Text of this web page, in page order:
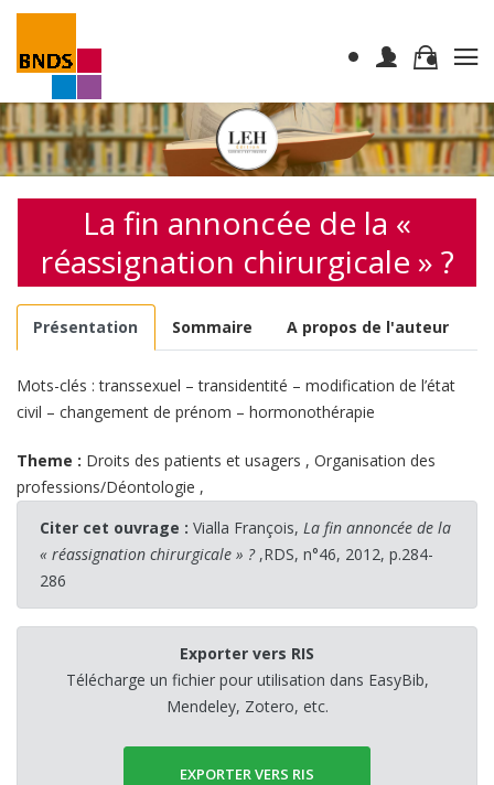
La fin annoncée de la «
réassignation chirurgicale » ?
Présentation Sommaire A propos de l'auteur
Mots-clés : transsexuel – transidentité – modification de l’état
civil – changement de prénom – hormonothérapie
Theme : Droits des patients et usagers , Organisation des
professions/Déontologie ,
Citer cet ouvrage : Vialla François, La fin annoncée de la
« réassignation chirurgicale » ?,RDS, n°46, 2012, p.284-
286
Exporter vers RIS
Télécharge un fichier pour utilisation dans EasyBib,
Mendeley, Zotero, etc.
EXPORTER VERS RIS